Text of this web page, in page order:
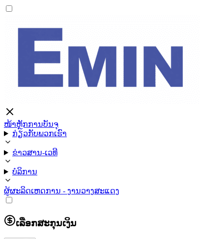
ໜ້າຫຼັກການບັນຈຸ
ກ່ຽວກັບພວກເຮົາ
ຂ່າວສານ-ເວທີ
ບໍລິການ
ຜູ້ຜະລິດເຫດການ - ງານວາງສະແດງ
ເລືອກສະກຸນເງິນ